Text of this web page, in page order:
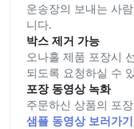
운송장의 보내는 사
니다.
박스 제거 가능
오나홀 제품 포장시
되도록 요청하실 수
포장 동영상 녹화
주문하신 상품의 포
샘플 동영상 보러가기